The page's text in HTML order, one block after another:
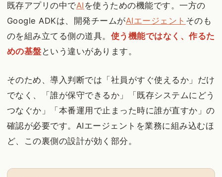
既存アプリの中でAI を使うための機能です。一方の
Google ADKは、開発チームがAIエージェント そのも
のを組み立てる側の道具。 使う機能ではなく、作るた
めの基盤 という違いがあります。
そのため、導入判断では「社員がすぐ使えるか」だけ
でなく、「誰が保守できるか」「既存システムにどう
つなぐか」「本番運用で止まった時に誰が直すか」の
確認が必要です。AIエージェントを業務に組み込むほ
ど、この裏側の設計が効く部分。